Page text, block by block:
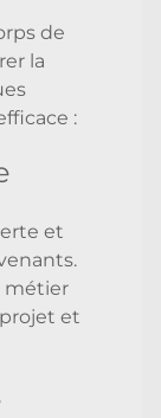
de
la
:
et
métier
et